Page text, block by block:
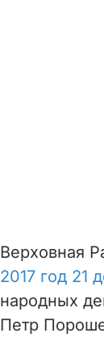
Верховная
2017 год 21
народных
Петр